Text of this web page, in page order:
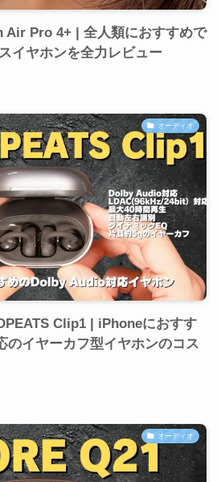
Air Pro 4+ | 全人類におすすめで
イヤホンを全力レビュー
オーディオ
Clip1 | iPhoneにおすす
イヤーカフ型イヤホンのコス
オーディオ